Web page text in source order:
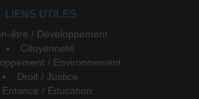
LIENS UTILES
être / Développement
Citoyenneté
/ Environnement
Droit / Justice
Enfance / Education